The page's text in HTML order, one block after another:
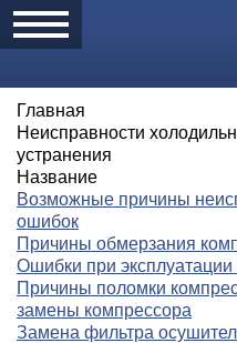
Главная
Неисправности
устранения
Название
Возможные причины
ошибок
Причины обмерзания
Ошибки при эксплуатации
Причины поломки
замены компрессора
Замена фильтра